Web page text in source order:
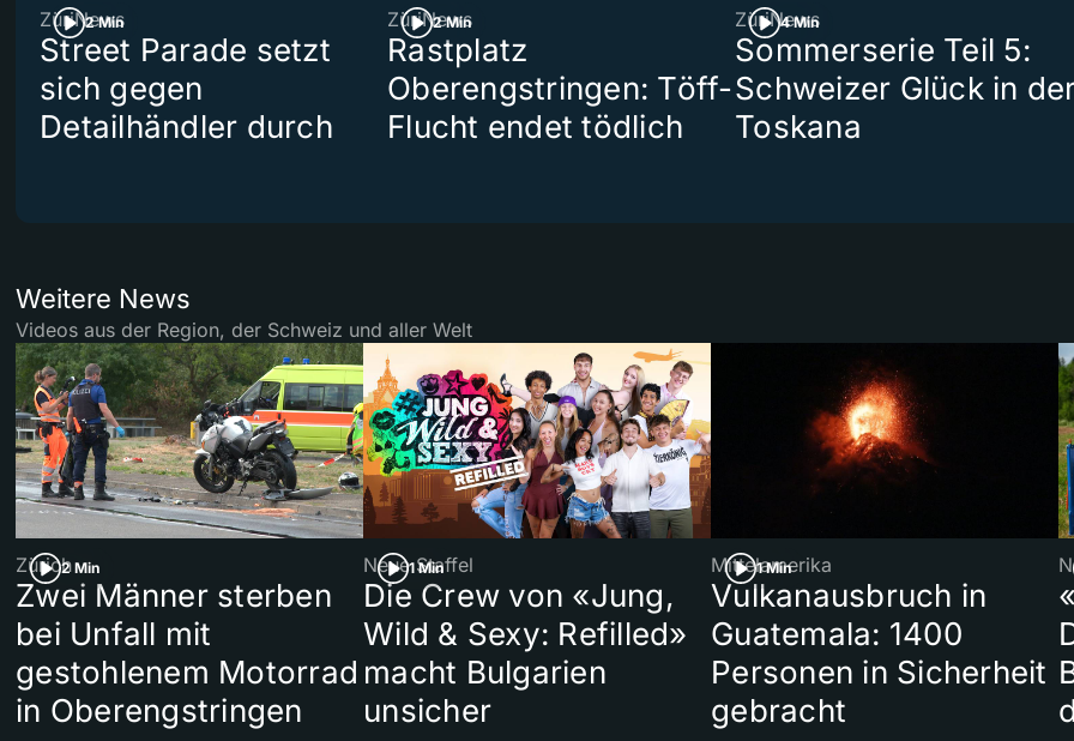
2 Min
ZüriNews
Street Parade setzt
sich gegen
Detailhändler durch
2 Min
ZüriNews
Rastplatz
Oberengstringen: Töff-
Flucht endet tödlich
4 Min
ZüriNews
Sommerserie Teil 5:
Schweizer Glück in
Toskana
Weitere News
Videos aus der Region, der Schweiz und aller Welt
2 Min
Zürich
Zwei Männer sterben
bei Unfall mit
gestohlenem Motorrad
in Oberengstringen
1 Min
Neue Staffel
Die Crew von «Jung,
Wild & Sexy: Refilled»
macht Bulgarien
unsicher
1 Min
Mittelamerika
Vulkanausbruch in
Guatemala: 1400
Personen in Sicherheit
gebracht